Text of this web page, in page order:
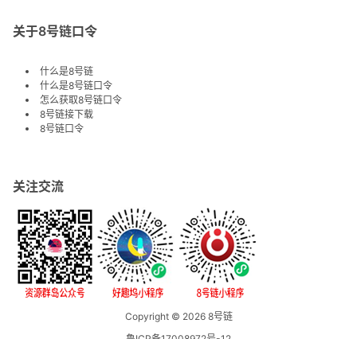
关于8号链口令
什么是8号链
什么是8号链口令
怎么获取8号链口令
8号链接下载
8号链口令
关注交流
Copyright © 20268号链